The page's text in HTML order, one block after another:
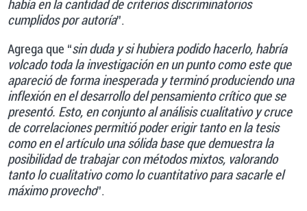
había en la cantidad de criterios discriminatorios
cumplidos por autoría”.
Agrega que “sin duda y si hubiera podido hacerlo, habría
volcado toda la investigación en un punto como este que
apareció de forma inesperada y terminó produciendo una
inflexión en el desarrollo del pensamiento crítico que se
presentó. Esto, en conjunto al análisis cualitativo y cruce
de correlaciones permitió poder erigir tanto en la tesis
como en el artículo una sólida base que demuestra la
posibilidad de trabajar con métodos mixtos, valorando
tanto lo cualitativo como lo cuantitativo para sacarle el
máximo provecho”.